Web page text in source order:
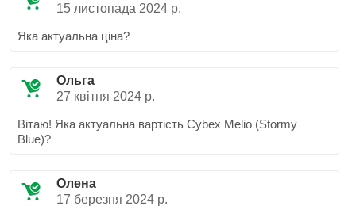
15 листопада 2024 р.
Яка актуальна ціна?
Ольга
27 квітня 2024 р.
Вітаю! Яка актуальна вартість Cybex Melio (Stormy
Blue)?
Олена
17 березня 2024 р.